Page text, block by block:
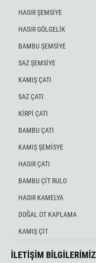
HASIR ŞEMSİYE
HASIR GÖLGELİK
BAMBU ŞEMSİYE
SAZ ŞEMSİYE
KAMIŞ ÇATI
SAZ ÇATI
KİRPİ ÇATI
BAMBU ÇATI
KAMIŞ ŞEMİSYE
HASIR ÇATI
BAMBU ÇİT RULO
HASIR KAMELYA
DOĞAL OT KAPLAMA
KAMIŞ ÇİT
İLETİŞİM BİLGİLERİMİZ